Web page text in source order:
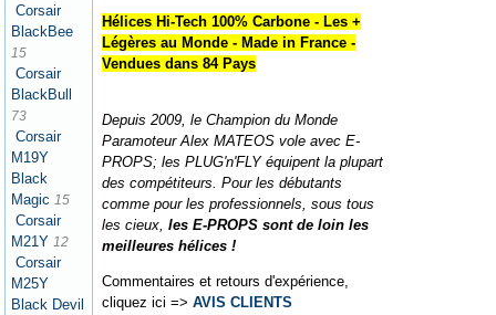
Corsair
BlackBee
15
Corsair
BlackBull
73
Corsair
M19Y
Black
Magic 15
Corsair
M21Y 12
Corsair
M25Y
Black Devil
Hélices Hi-Tech 100% Carbone - Les +
Légères au Monde - Made in France -
Vendues dans 84 Pays
Depuis 2009, le Champion du Monde
Paramoteur Alex MATEOS vole avec E-
PROPS; les PLUG'n'FLY équipent la plupart
des compétiteurs. Pour les débutants
comme pour les professionnels, sous tous
les cieux,les E-PROPS sont de loin les
meilleures hélices !
Commentaires et retours d'expérience,
cliquez ici =>AVIS CLIENTS